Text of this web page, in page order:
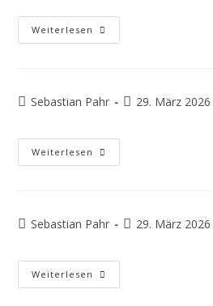
Weiterlesen
Sebastian Pahr 29. März 2026
Weiterlesen
Sebastian Pahr 29. März 2026
Weiterlesen